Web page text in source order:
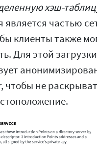
хэш-
является частью
клиенты также
Для этой
чтобы не